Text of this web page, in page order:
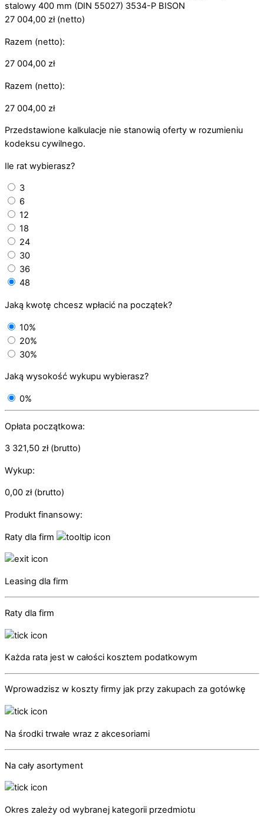
stalowy 400 mm (DIN 55027) 3534-P BISON
27 004,00 zł(netto)
Razem (netto):
27 004,00 zł
Razem (netto):
27 004,00 zł
Przedstawione kalkulacje nie stanowią oferty w rozumieniu
kodeksu cywilnego.
Ile rat wybierasz?
3
6
12
18
24
30
36
48
Jaką kwotę chcesz wpłacić na początek?
10%
20%
30%
Jaką wysokość wykupu wybierasz?
0%
Opłata początkowa:
3 321,50 zł(brutto)
Wykup:
0,00 zł(brutto)
Produkt finansowy:
Raty dla firm
Leasing dla firm
Raty dla firm
Każda rata jest w całości kosztem podatkowym
Wprowadzisz w koszty firmy jak przy zakupach za gotówkę
Na środki trwałe wraz z akcesoriami
Na cały asortyment
Okres zależy od wybranej kategorii przedmiotu